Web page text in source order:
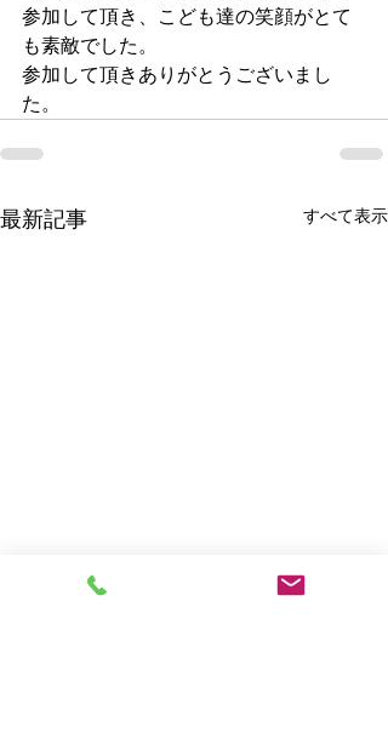
参加して頂き、こども達の笑顔がとて
も素敵でした。
参加して頂きありがとうございまし
た。
最新記事 すべて表示